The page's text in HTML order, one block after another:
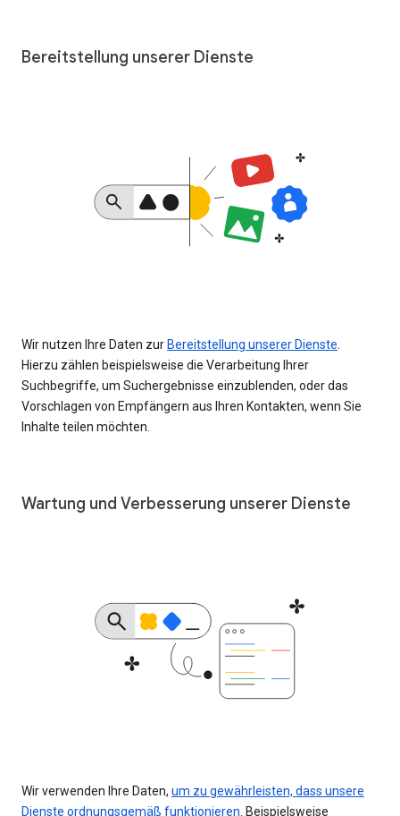
Bereitstellung unserer Dienste
Wir nutzen Ihre Daten zur Bereitstellung unserer Dienste
Hierzu zählen beispielsweise die Verarbeitung Ihrer
Suchbegriffe, um Suchergebnisse einzublenden, oder das
Vorschlagen von Empfängern aus Ihren Kontakten, wenn Sie
Inhalte teilen möchten.
Wartung und Verbesserung unserer Dienste
Wir verwenden Ihre Daten, um zu gewährleisten, dass unsere
Dienste ordnungsgemäß funktionieren . Beispielsweise